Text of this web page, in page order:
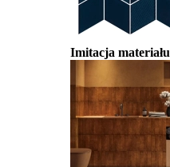
Imitacja materiału